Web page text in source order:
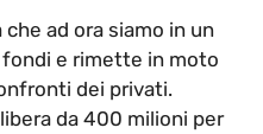
ad ora siamo in un
e rimette in moto
dei privati.
da 400 milioni per